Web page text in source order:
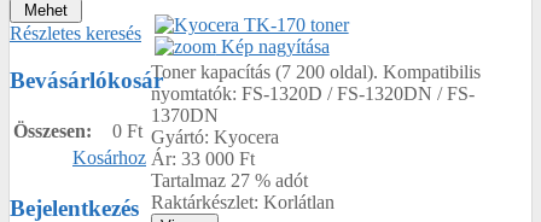
Kép nagyítása
Toner kapacítás (7 200 oldal). Kompatibilis
nyomtatók: FS-1320D / FS-1320DN / FS-
1370DN
Gyártó: Kyocera
Ár: 33 000 Ft
Tartalmaz 27 % adót
Raktárkészlet: Korlátlan
Részletes keresés
Bevásárlókosár
Összesen:
0 Ft
Kosárhoz
Bejelentkezés